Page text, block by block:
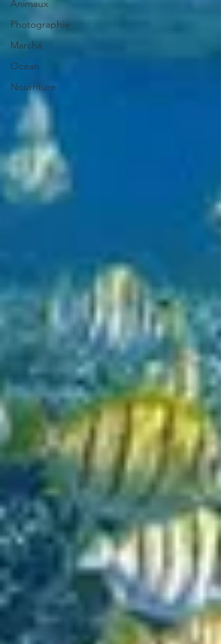
Animaux
Photographie
Marché
Océan
Nourriture